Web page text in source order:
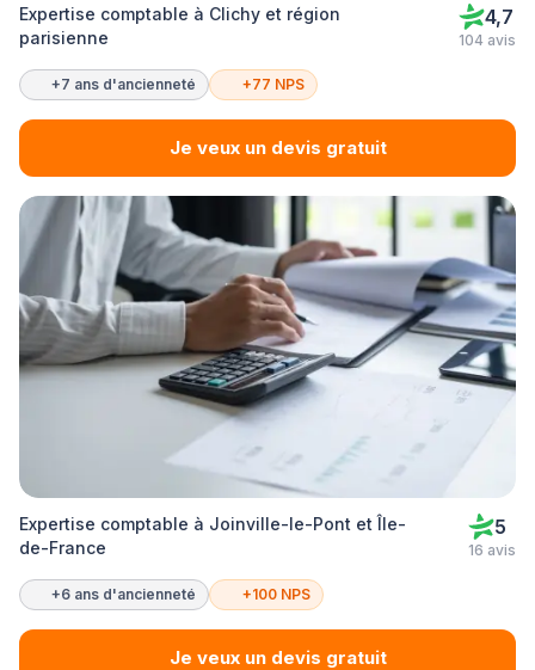
Expertise comptable à Clichy et région
parisienne
4,7
104 avis
+7 ans d'ancienneté +77 NPS
Je veux un devis gratuit
Expertise comptable à Joinville-le-Pont et Île-
de-France
5
16 avis
+6 ans d'ancienneté +100 NPS
Je veux un devis gratuit